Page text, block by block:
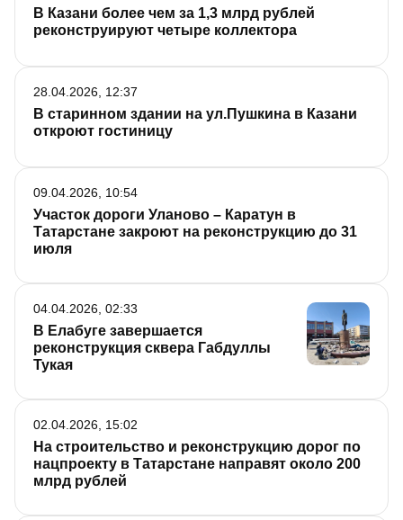
В Казани более чем за 1,3 млрд рублей
реконструируют четыре коллектора
В старинном здании на ул.Пушкина в Казани
откроют гостиницу
28.04.2026, 12:37
Участок дороги Уланово – Каратун в
Татарстане закроют на реконструкцию до 31
июля
09.04.2026, 10:54
В Елабуге завершается
реконструкция сквера Габдуллы
Тукая
04.04.2026, 02:33
На строительство и реконструкцию дорог по
нацпроекту в Татарстане направят около 200
млрд рублей
02.04.2026, 15:02